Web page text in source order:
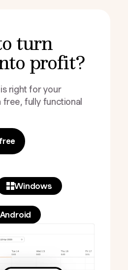
turn
profit?
right for your
free, fully functional
Windows
Android